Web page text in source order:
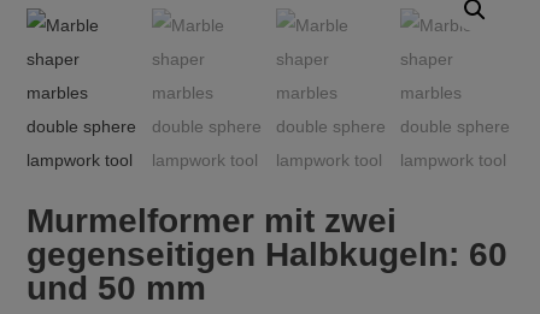
Murmelformer mit zwei
gegenseitigen Halbkugeln: 60
und 50 mm